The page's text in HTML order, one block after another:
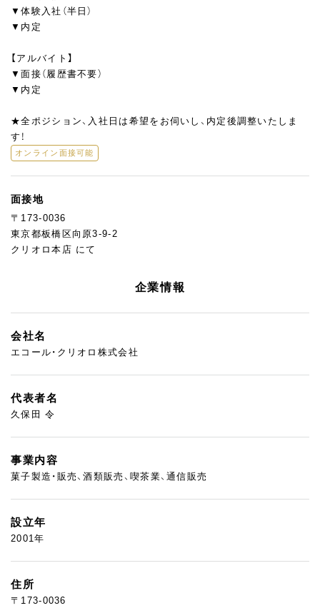
▼体験入社（半日）
▼内定
【アルバイト】
▼面接（履歴書不要）
▼内定
★全ポジション、入社日は希望をお伺いし、内定後調整いたしま
す！
オンライン面接可能
面接地
〒173-0036
東京都板橋区向原3-9-2
クリオロ本店 にて
企業情報
会社名
エコール・クリオロ株式会社
代表者名
久保田 令
事業内容
菓子製造・販売、酒類販売、喫茶業、通信販売
設立年
2001年
住所
〒173-0036